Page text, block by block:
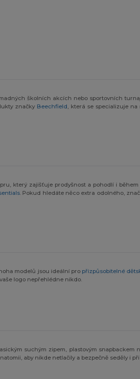
školních akcích nebo sportovních
značky Beechfield
, která se specializuje
který zajišťuje prodyšnost a pohodlí i
. Pokud hledáte něco extra odolného,
modelů jsou ideální pro přizpůsobitelné
logo nepřehlédne nikdo.
suchým zipem, plastovým snapbackem
aby nikde netlačily a bezpečně seděly i při